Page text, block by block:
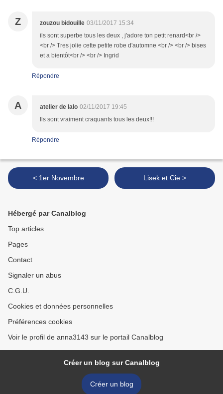
Z zouzou bidouille 03/11/2017 15:34
ils sont superbe tous les deux , j'adore ton petit renard<br />
<br /> Tres jolie cette petite robe d'automne <br /> <br /> bises
et a bientôt<br /> <br /> Ingrid
Répondre
A atelier de lalo 02/11/2017 19:45
Ils sont vraiment craquants tous les deux!!!
Répondre
< 1er Novembre Lisek et Cie >
Hébergé par Canalblog
Top articles
Pages
Contact
Signaler un abus
C.G.U.
Cookies et données personnelles
Préférences cookies
Voir le profil de anna3143 sur le portail Canalblog
Créer un blog sur Canalblog
Créer un blog